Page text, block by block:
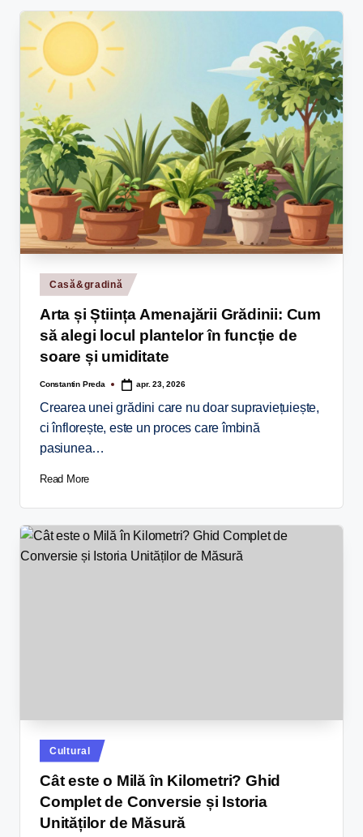
Casă&gradină
Arta și Știința Amenajării Grădinii: Cum
să alegi locul plantelor în funcție de
soare și umiditate
Constantin Preda apr. 23, 2026
Crearea unei grădini care nu doar supraviețuiește,
ci înflorește, este un proces care îmbină
pasiunea…
Read More
Cultural
Cât este o Milă în Kilometri? Ghid
Complet de Conversie și Istoria
Unităților de Măsură